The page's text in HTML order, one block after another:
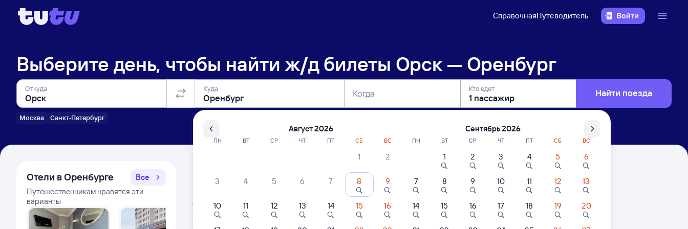
СправочнаяПутеводитель Войти
Выберите день, чтобы найти ж/д билеты Орск — Оренбург
Откуда
Москва Санкт-Петербург
Куда Когда Кто едет Найти поезда
Отели в Оренбурге
Все
Путешественникам нравятся эти
варианты
Расписание поездов Орск — Оренбург
Открыта продажа билетов на 5 ноября. Отправление и прибытие по местному времени. Цены за 1 пассажира
Тип вагона
Август 2026
ПН ВТ СР ЧТ ПТ СБ ВС
1 2
3 4 5 6 7 8 9
10 11 12 13 14 15 16
Сентябрь 2026
ПН ВТ СР ЧТ ПТ СБ ВС
1 2 3 4 5 6
7 8 9 10 11 12 13
14 15 16 17 18 19 20